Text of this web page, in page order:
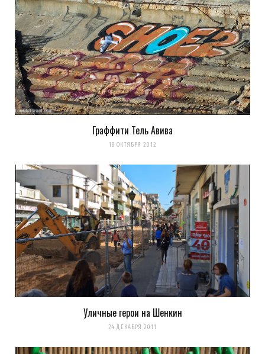
Граффити Тель Авива
18 ОКТЯБРЯ 2012
Уличные герои на Шенкин
24 ДЕКАБРЯ 2011